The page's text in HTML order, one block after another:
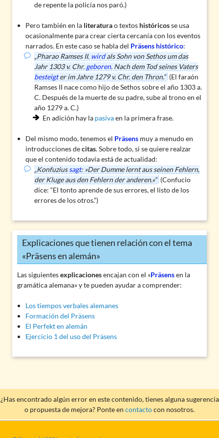
de repente la policía nos paró.)
Pero también en la literaturao textos históricosse usa
ocasionalmente para crear cierta cercanía con los eventos
narrados. En este caso se habla del Präsens histórico:
„Pharao Ramses II. wirdals Sohn von Sethos um das
Jahr 1303 v. Chr. geboren. Nach dem Tod seines Vaters
besteigter im Jahre 1279 v. Chr. den Thron.“ (El faraón
Ramses II nace como hijo de Sethos sobre el año 1303 a.
C. Después de la muerte de su padre, sube al trono en el
año 1279 a. C.)
En adición hay la pasivaen la primera frase.
Del mismo modo, tenemos el Präsens muy a menudo en
introducciones decitas. Sobre todo, si se quiere realzar
que el contenido todavía está de actualidad:
„Konfuziussagt: »Der Dumme lernt aus seinen Fehlern,
der Kluge aus den Fehlern der anderen.«“ (Confucio
dice: “El tonto aprende de sus errores, el listo de los
errores de los otros.”)
Explicaciones que tienen relación con el tema
«Präsens en alemán»
Las siguientesexplicacionesencajan con el «Präsensen la
gramática alemana» y te pueden ayudar a comprender:
Los tiempos verbales alemanes
Formación del Präsens
El Perfekt en alemán
Ejercicio 1 del uso del Präsens
¿Has encontrado algún error en este contenido, tienes alguna sugerencia
o propuesta de mejora? Ponte en contactocon nosotros.